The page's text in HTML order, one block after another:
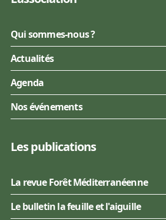
Qui sommes-nous ?
Actualités
Agenda
Nos événements
Les publications
La revue Forêt Méditerranéenne
Le bulletin la feuille et l'aiguille